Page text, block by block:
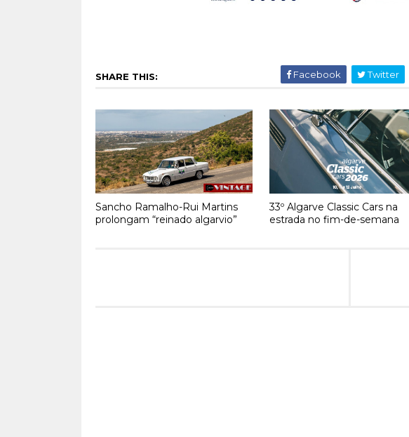
SHARE THIS: Facebook Twitter
Sancho Ramalho-Rui Martins
prolongam “reinado algarvio”
33º Algarve Classic Cars na
estrada no fim-de-semana